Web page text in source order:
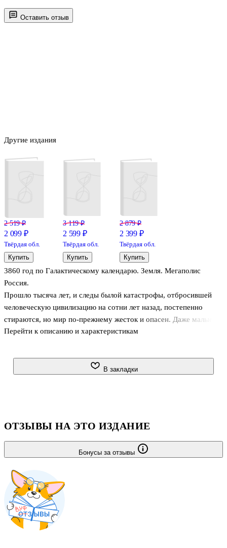
Оставить отзыв
3860 год по Галактическому календарю. Земля. Мегаполис
Россия.
Прошло тысяча лет, и следы былой катастрофы, отбросившей
человеческую цивилизацию на сотни лет назад, постепенно
стираются, но мир по-прежнему жесток и опасен. Даже малые
дети знают, что следует остерегаться боевых машин, обломками
странные манекены. Они не похожи на примитивных андроидов,
планеты? Не знал эт
Перейти к описанию и характеристикам
Другие издания
2 519 ₽
2 099 ₽
Твёрдая обл.
Купить
3 119 ₽
2 599 ₽
Твёрдая обл.
Купить
2 879 ₽
2 399 ₽
Твёрдая обл.
Купить
В закладки
ОТЗЫВЫ НА ЭТО ИЗДАНИЕ
Бонусы за отзывы